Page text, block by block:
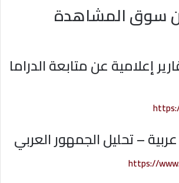
سوق المشاهدة
إعلامية عن متابعة الدراما
– تحليل الجمهور العربي
https://